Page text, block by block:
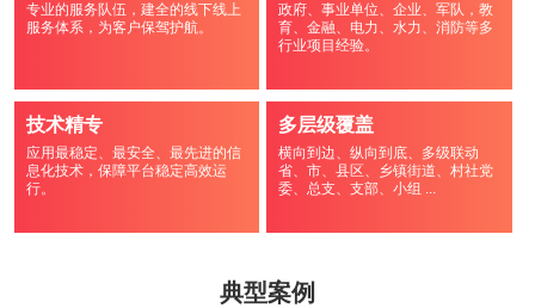
专业的服务队伍，建全的线下线上
服务体系，为客户保驾护航。
政府、事业单位、企业、军队，教
育、金融、电力、水力、消防等多
行业项目经验。
技术精专
应用最稳定、最安全、最先进的信
息化技术，保障平台稳定高效运
行。
多层级覆盖
横向到边、纵向到底、多级联动
省、市、县区、乡镇街道、村社党
委、总支、支部、小组 ...
典型案例